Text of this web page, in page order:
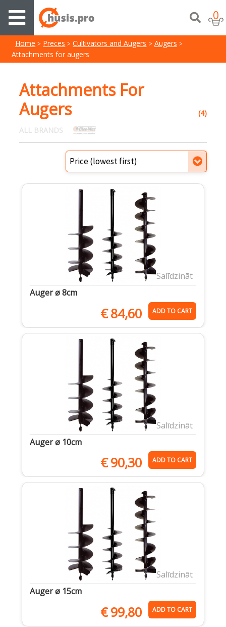
0
Home Preces Cultivators and Augers
Augers
Attachments for augers
Attachments For
Augers
(4)
ALL BRANDS
Salīdzināt
Auger ø 8cm
€84,60 ADD TO CART
Salīdzināt
Auger ø 10cm
€90,30 ADD TO CART
Salīdzināt
Auger ø 15cm
€99,80 ADD TO CART